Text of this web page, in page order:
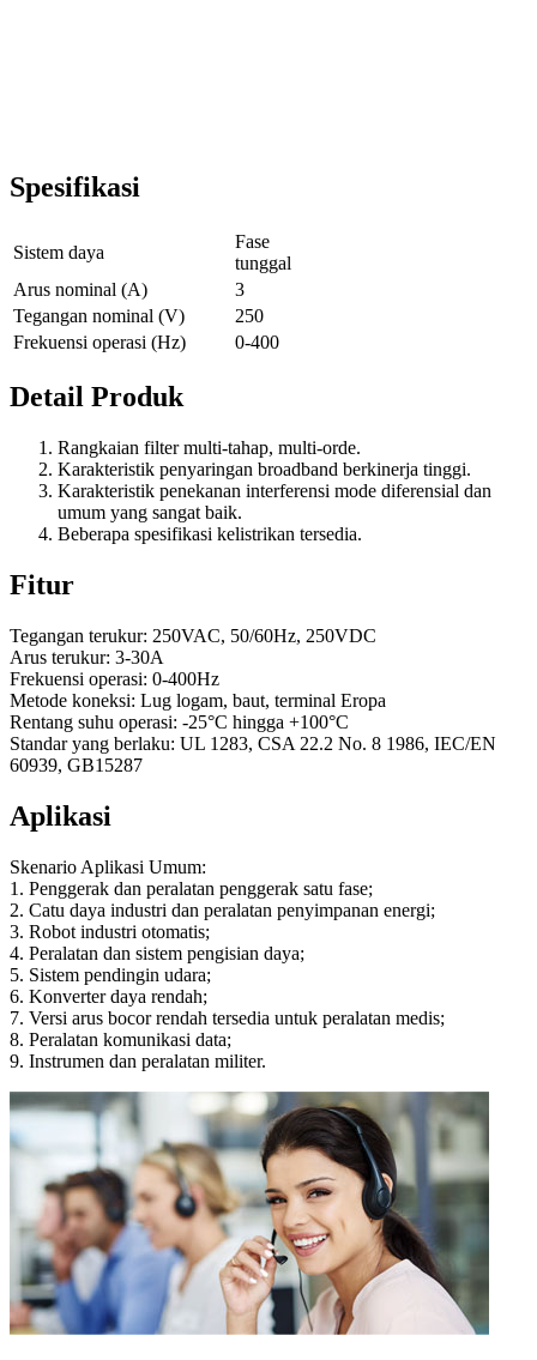
Spesifikasi
Sistem daya
Fase
tunggal
Arus nominal (A)
3
Tegangan nominal (V)
250
Frekuensi operasi (Hz)
0-400
Detail Produk
Rangkaian filter multi-tahap, multi-orde.
Karakteristik penyaringan broadband berkinerja tinggi.
Karakteristik penekanan interferensi mode diferensial dan
umum yang sangat baik.
Beberapa spesifikasi kelistrikan tersedia.
Fitur
Tegangan terukur: 250VAC, 50/60Hz, 250VDC
Arus terukur: 3-30A
Frekuensi operasi: 0-400Hz
Metode koneksi: Lug logam, baut, terminal Eropa
Rentang suhu operasi: -25°C hingga +100°C
Standar yang berlaku: UL 1283, CSA 22.2 No. 8 1986, IEC/EN
60939, GB15287
Aplikasi
Skenario Aplikasi Umum:
1. Penggerak dan peralatan penggerak satu fase;
2. Catu daya industri dan peralatan penyimpanan energi;
3. Robot industri otomatis;
4. Peralatan dan sistem pengisian daya;
5. Sistem pendingin udara;
6. Konverter daya rendah;
7. Versi arus bocor rendah tersedia untuk peralatan medis;
8. Peralatan komunikasi data;
9. Instrumen dan peralatan militer.